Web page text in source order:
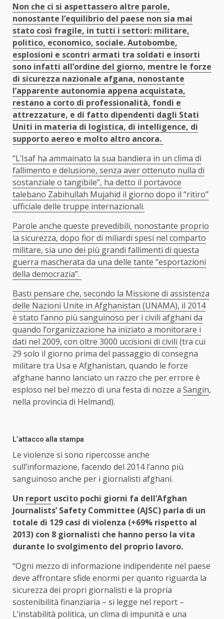
Non che ci si aspettassero altre parole,
nonostante l’equilibrio del paese non sia mai
stato così fragile, in tutti i settori: militare,
politico, economico, sociale.Autobombe,
esplosioni e scontri armati tra soldati e insorti
sono infatti all’ordine del giorno, mentre le forze
di sicurezza nazionale afgana, nonostante
l’apparente autonomia appena acquistata,
restano a corto di professionalità, fondi e
attrezzature, e di fatto dipendenti dagli Stati
Uniti in materia di logistica, di intelligence, di
supporto aereo e molto altro ancora.
“L’Isaf ha ammainato la sua bandiera in un clima di
fallimento e delusione, senza aver ottenuto nulla di
sostanziale o tangibile”, ha detto il portavoce
talebano Zabihullah Mujahid il giorno dopo il “ritiro”
ufficiale delle truppe internazionali.
Parole anche queste prevedibili, nonostante proprio
la sicurezza, dopo fior di miliardi spesi nel comparto
militare, sia uno dei più grandi fallimenti di questa
guerra mascherata da una delle tante “esportazioni
della democrazia”.
Basti pensare che, secondo la Missione di assistenza
delle Nazioni Unite in Afghanistan (UNAMA), il 2014
è stato l’anno più sanguinoso per i civili afghani da
quando l’organizzazione ha iniziato a monitorare i
dati nel 2009, con oltre 3000 uccisioni di civili (tra cui
29 solo il giorno prima del passaggio di consegna
militare tra Usa e Afghanistan, quando le forze
afghane hanno lanciato un razzo che per errore è
esploso nel bel mezzo di una festa di nozze a Sangin,
nella provincia di Helmand).
L’attacco alla stampa
Le violenze si sono ripercosse anche
sull’informazione, facendo del 2014 l’anno più
sanguinoso anche per i giornalisti afghani.
Un report uscito pochi giorni fa dell’Afghan
Journalists’ Safety Committee (AJSC) parla di un
totale di 129 casi di violenza (+69% rispetto al
2013) con 8 giornalisti che hanno perso la vita
durante lo svolgimento del proprio lavoro.
“Ogni mezzo di informazione indipendente nel paese
deve affrontare sfide enormi per quanto riguarda la
sicurezza dei propri giornalisti e la propria
sostenibilità finanziaria – si legge nel report –
L’instabilità politica, un clima di impunità e una